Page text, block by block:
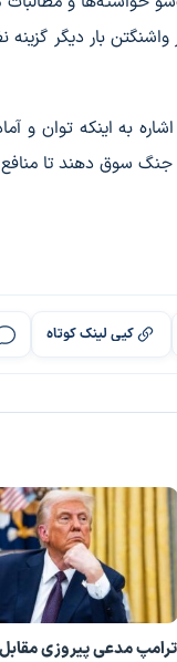
واشنگتن بار دیگر
به اینکه توان
جنگ سوق دهند تا
کپی لینک کوتاه
ترامپ مدعی پیروزی مقابل